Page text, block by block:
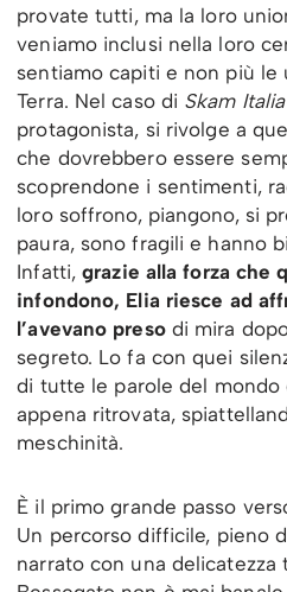
provate tutti, ma la loro
veniamo inclusi nella loro
sentiamo capiti e non più le
Terra. Nel caso di Skam
protagonista, si rivolge a
che dovrebbero essere
scoprendone i sentimenti,
loro soffrono, piangono, si
paura, sono fragili e hanno
Infatti,grazie alla forza che
infondono, Elia riesce ad
l’avevano presodi mira
segreto. Lo fa con quei
di tutte le parole del mondo
appena ritrovata,
meschinità.
È il primo grande passo
Un percorso difficile, pieno
narrato con una delicatezza